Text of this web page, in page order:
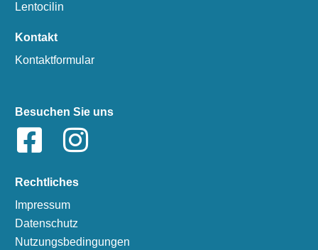
Lentocilin
Kontakt
Kontaktformular
Besuchen Sie uns
Rechtliches
Impressum
Datenschutz
Nutzungsbedingungen